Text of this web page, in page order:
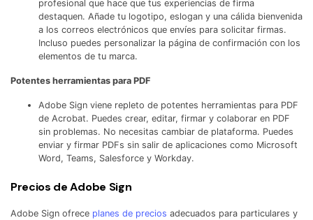
profesional que hace que tus experiencias de firma
destaquen. Añade tu logotipo, eslogan y una cálida bienvenida
a los correos electrónicos que envíes para solicitar firmas.
Incluso puedes personalizar la página de confirmación con los
elementos de tu marca.
Potentes herramientas para PDF
Adobe Sign viene repleto de potentes herramientas para PDF
de Acrobat. Puedes crear, editar, firmar y colaborar en PDF
sin problemas. No necesitas cambiar de plataforma. Puedes
enviar y firmar PDFs sin salir de aplicaciones como Microsoft
Word, Teams, Salesforce y Workday.
Precios de Adobe Sign
Adobe Sign ofrece planes de precios adecuados para particulares y